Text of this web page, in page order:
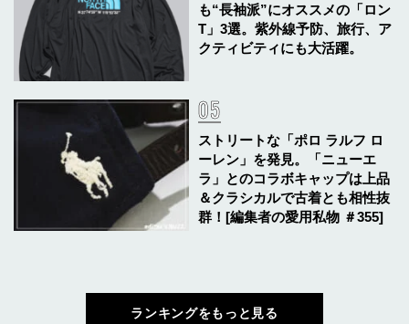
も“長袖派”にオススメの「ロン
T」3選。紫外線予防、旅行、ア
クティビティにも大活躍。
ストリートな「ポロ ラルフ ロ
ーレン」を発見。「ニューエ
ラ」とのコラボキャップは上品
＆クラシカルで古着とも相性抜
群！[編集者の愛用私物 ＃355]
ランキングをもっと見る